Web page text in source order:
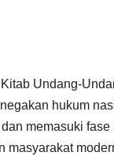
Undang-
hukum
memasuki